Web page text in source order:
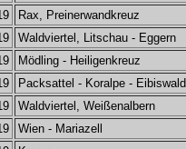
Rax, Preinerwandkreuz
Waldviertel, Litschau - Eggern
Mödling - Heiligenkreuz
Packsattel - Koralpe - Eibiswald
Waldviertel, Weißenalbern
Wien - Mariazell